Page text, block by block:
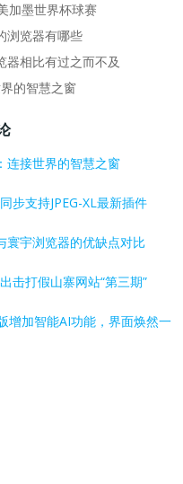
加墨世界杯球赛
浏览器有哪些
器相比有过之而不及
的智慧之窗
连接世界的智慧之窗
步支持JPEG-XL最新插件
寰宇浏览器的优缺点对比
击打假山寨网站“第三期”
增加智能AI功能，界面焕然一